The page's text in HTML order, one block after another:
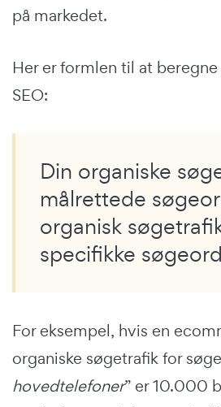
på markedet.
Her er formlen til at
SEO:
Din organiske
målrettede
organisk
specifikke
For eksempel, hvis en
organiske søgetrafik for
hovedtelefoner” er 10.000